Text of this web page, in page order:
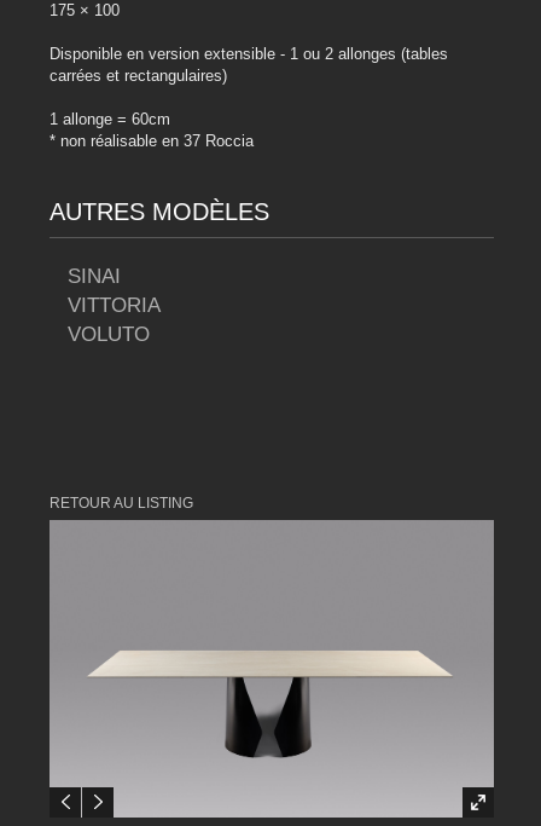
175 × 100
Disponible en version extensible - 1 ou 2 allonges (tables
carrées et rectangulaires)
1 allonge = 60cm
* non réalisable en 37 Roccia
AUTRES MODÈLES
SINAI
VITTORIA
VOLUTO
RETOUR AU LISTING